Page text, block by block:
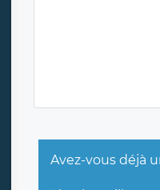
Avez-vous déjà